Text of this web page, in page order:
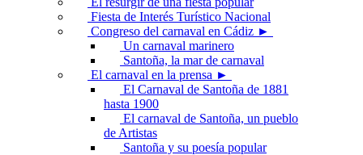
Fiesta de Interés Turístico Nacional
Congreso del carnaval en Cádiz ►
Un carnaval marinero
Santoña, la mar de carnaval
El carnaval en la prensa ►
El Carnaval de Santoña de 1881
hasta 1900
El carnaval de Santoña, un pueblo
de Artistas
Santoña y su poesía popular